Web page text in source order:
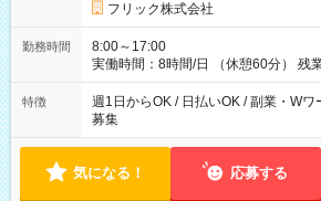
フリック株式会社
勤務時間
8:00～17:00
実働時間：8時間/日 （休憩60分） 残業はあ
募集は行っておりません。予めご了
特徴
週1日からOK / 日払いOK / 副業・W
募集
気になる！ 応募する